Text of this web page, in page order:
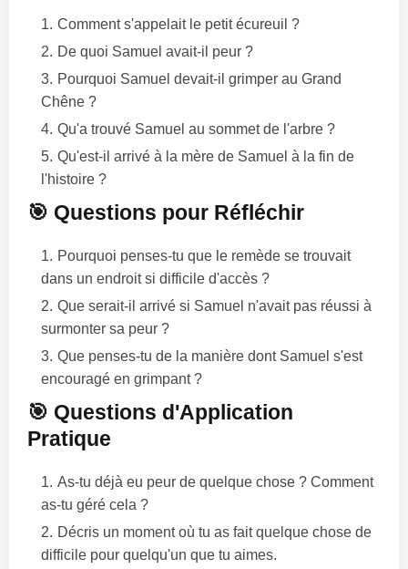
Comment s'appelait le petit écureuil ?
De quoi Samuel avait-il peur ?
Pourquoi Samuel devait-il grimper au Grand
Chêne ?
Qu'a trouvé Samuel au sommet de l'arbre ?
Qu'est-il arrivé à la mère de Samuel à la fin de
l'histoire ?
🎯 Questions pour Réfléchir
Pourquoi penses-tu que le remède se trouvait
dans un endroit si difficile d'accès ?
Que serait-il arrivé si Samuel n'avait pas réussi à
surmonter sa peur ?
Que penses-tu de la manière dont Samuel s'est
encouragé en grimpant ?
🎯 Questions d'Application
Pratique
As-tu déjà eu peur de quelque chose ? Comment
as-tu géré cela ?
Décris un moment où tu as fait quelque chose de
difficile pour quelqu'un que tu aimes.